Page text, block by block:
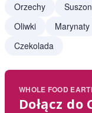
Orzechy
Oliwki
Marynaty
Czekolada
WHOLE FOOD
Dołącz do